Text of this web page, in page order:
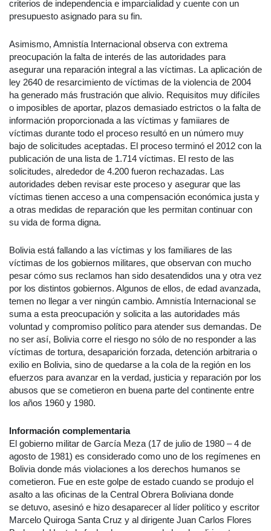
criterios de independencia e imparcialidad y cuente con un
presupuesto asignado para su fin.
Asimismo, Amnistía Internacional observa con extrema
preocupación la falta de interés de las autoridades para
asegurar una reparación integral a las víctimas. La aplicación de
ley 2640 de resarcimiento de víctimas de la violencia de 2004
ha generado más frustración que alivio. Requisitos muy difíciles
o imposibles de aportar, plazos demasiado estrictos o la falta de
información proporcionada a las víctimas y famiiares de
víctimas durante todo el proceso resultó en un número muy
bajo de solicitudes aceptadas. El proceso terminó el 2012 con la
publicación de una lista de 1.714 víctimas. El resto de las
solicitudes, alrededor de 4.200 fueron rechazadas. Las
autoridades deben revisar este proceso y asegurar que las
víctimas tienen acceso a una compensación económica justa y
a otras medidas de reparación que les permitan continuar con
su vida de forma digna.
Bolivia está fallando a las víctimas y los familiares de las
víctimas de los gobiernos militares, que observan con mucho
pesar cómo sus reclamos han sido desatendidos una y otra vez
por los distintos gobiernos. Algunos de ellos, de edad avanzada,
temen no llegar a ver ningún cambio. Amnistía Internacional se
suma a esta preocupación y solicita a las autoridades más
voluntad y compromiso político para atender sus demandas. De
no ser así, Bolivia corre el riesgo no sólo de no responder a las
víctimas de tortura, desaparición forzada, detención arbitraria o
exilio en Bolivia, sino de quedarse a la cola de la región en los
efuerzos para avanzar en la verdad, justicia y reparación por los
abusos que se cometieron en buena parte del continente entre
los años 1960 y 1980.
Información complementaria
El gobierno militar de García Meza (17 de julio de 1980 – 4 de
agosto de 1981) es considerado como uno de los regímenes en
Bolivia donde más violaciones a los derechos humanos se
cometieron. Fue en este golpe de estado cuando se produjo el
asalto a las oficinas de la Central Obrera Boliviana donde
se detuvo, asesinó e hizo desaparecer al líder político y escritor
Marcelo Quiroga Santa Cruz y al dirigente Juan Carlos Flores